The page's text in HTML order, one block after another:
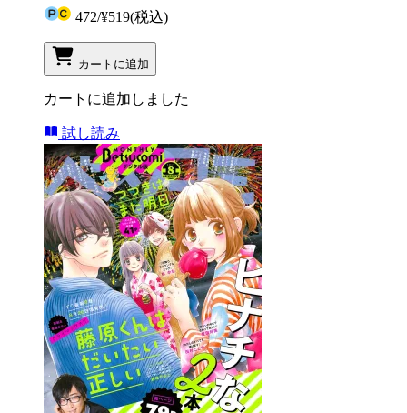
472/¥519(税込)
カートに追加
カートに追加しました
試し読み